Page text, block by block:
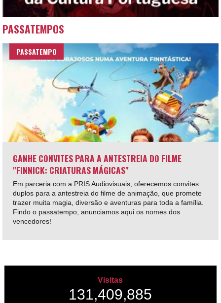
PASSATEMPOS
PASSATEMPO
GANHE CONVITES PARA A ANTESTREIA DO FILME
"FINNICK: CRIATURAS MÁGICAS"
Em parceria com a PRIS Audiovisuais, oferecemos convites
duplos para a antestreia do filme de animação, que promete
trazer muita magia, diversão e aventuras para toda a família.
Findo o passatempo, anunciamos aqui os nomes dos
vencedores!
Visitas
131,409,885